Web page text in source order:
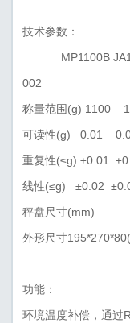
技术参数：
MP1100B
002
称量范围(g)
可读性(g) 0.01
重复性(≤g) ±0.01
线性(≤g) ±0.02
秤盘尺寸(mm)
外形尺寸
功能：
环境温度补偿，通过